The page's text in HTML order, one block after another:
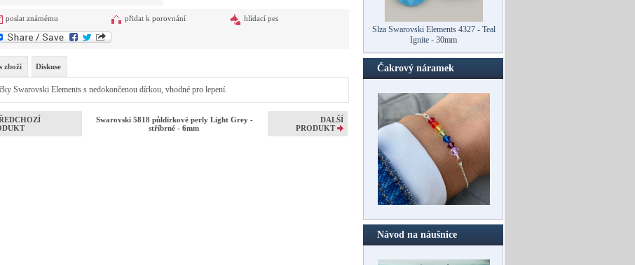
poslat známému přidat k porovnání hlídací pes
zboží Diskuse
Swarovski Elements s nedokončenou dírkou, vhodné pro lepení.
Swarovski 5818 půldírkové perly Light Grey -
stříbrné - 6mm
DALŠÍ
PRODUKT
Slza Swarovski Elements 4327 - Teal
Ignite - 30mm
Ovál Swarovski 4127 - Teal Ignite -
30mm
Čakrový náramek
Návod na náušnice